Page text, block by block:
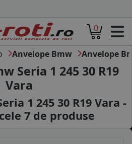
0
Anvelope Bmw Anvelope
Seria 1 245 30 R19
Vara
1 245 30 R19 Vara -
7de produse